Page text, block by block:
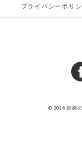
プライバシーポリ
© 2026 姫路の